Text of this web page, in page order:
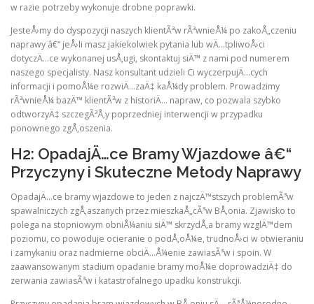
w razie potrzeby wykonuje drobne poprawki.
JesteÅ›my do dyspozycji naszych klientÃ³w rÃ³wnieÅ¼ po zakoÅ„czeniu
naprawy â€“ jeÅ›li masz jakiekolwiek pytania lub wÄ…tpliwoÅ›ci
dotyczÄ…ce wykonanej usÅ‚ugi, skontaktuj siÄ™ z nami pod numerem
naszego specjalisty. Nasz konsultant udzieli Ci wyczerpujÄ…cych
informacji i pomoÅ¼e rozwiÄ…zaÄ‡ kaÅ¼dy problem. Prowadzimy
rÃ³wnieÅ¼ bazÄ™ klientÃ³w z historiÄ… napraw, co pozwala szybko
odtworzyÄ‡ szczegÃ³Å‚y poprzedniej interwencji w przypadku
ponownego zgÅ‚oszenia.
H2: OpadajÄ…ce Bramy Wjazdowe â€“
Przyczyny i Skuteczne Metody Naprawy
OpadajÄ…ce bramy wjazdowe to jeden z najczÄ™stszych problemÃ³w
spawalniczych zgÅ‚aszanych przez mieszkaÅ„cÃ³w BÅ‚onia. Zjawisko to
polega na stopniowym obniÅ¼aniu siÄ™ skrzydÅ‚a bramy wzglÄ™dem
poziomu, co powoduje ocieranie o podÅ‚oÅ¼e, trudnoÅ›ci w otwieraniu
i zamykaniu oraz nadmierne obciÄ…Å¼enie zawiasÃ³w i spoin. W
zaawansowanym stadium opadanie bramy moÅ¼e doprowadziÄ‡ do
zerwania zawiasÃ³w i katastrofalnego upadku konstrukcji.